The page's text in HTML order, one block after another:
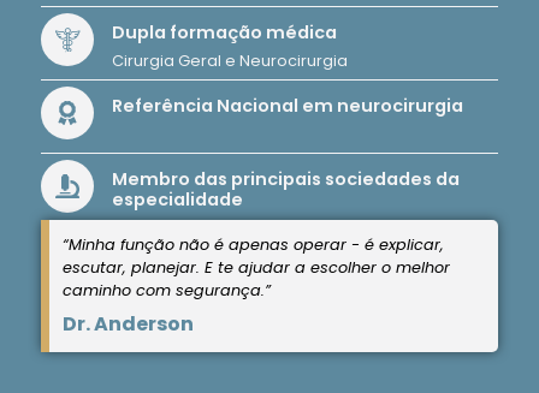
Dupla formação médica
Cirurgia Geral e Neurocirurgia
Referência Nacional em neurocirurgia
Membro das principais sociedades da
especialidade
“Minha função não é apenas operar - é explicar,
escutar, planejar. E te ajudar a escolher o melhor
caminho com segurança.”
Dr. Anderson